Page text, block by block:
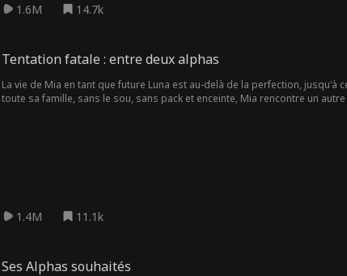
1.6M 14.7k
Tentation fatale : entre deux alphas
La vie de Mia en tant que future Luna est au-delà de la perfection,
toute sa famille, sans le sou, sans pack et enceinte, Mia rencontre un
1.4M 11.1k
Ses Alphas souhaités